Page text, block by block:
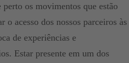
os movimentos que estão
acesso dos nossos parceiros às
de experiências e
Estar presente em um dos